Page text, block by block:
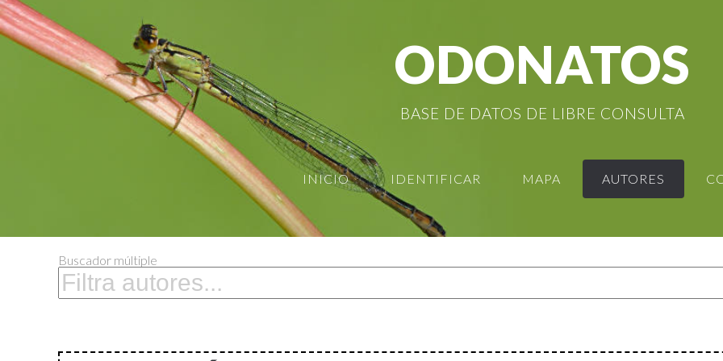
ODONATOS
BASE DE DATOS DE LIBRE CONSULTA
INICIO IDENTIFICAR MAPA AUTORES
Buscador múltiple